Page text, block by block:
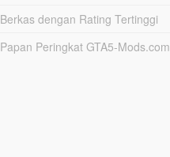
Berkas dengan Rating Tertinggi
Papan Peringkat GTA5-Mods.com